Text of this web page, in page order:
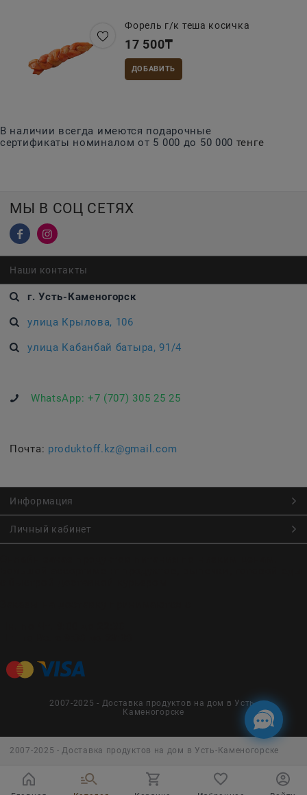
Форель г/к теша косичка
17 500₸
ДОБАВИТЬ
В наличии всегда имеются подарочные
сертификаты номиналом от 5 000 до 50 000 тенге
МЫ В СОЦ СЕТЯХ
Наши контакты
г. Усть-Каменогорск
улица Крылова, 106
улица Кабанбай батыра, 91/4
WhatsApp: +7 (707) 305 25 25
Почта: produktoff.kz@gmail.com
Информация
Личный кабинет
2007-2025 - Доставка продуктов на дом в Усть-
Каменогорске
2007-2025 - Доставка продуктов на дом в Усть-Каменогорске